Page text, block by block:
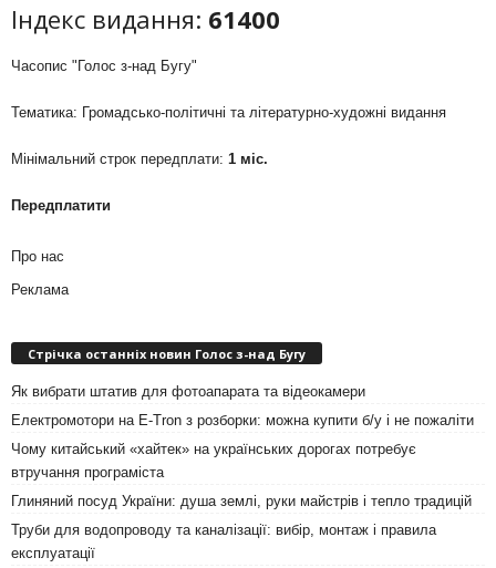
Індекс видання: 61400
Часопис "Голос з-над Бугу"
Тематика: Громадсько-політичні та літературно-художні видання
Мінімальний строк передплати: 1 міс.
Передплатити
Про нас
Реклама
Стрічка останніх новин Голос з-над Бугу
Як вибрати штатив для фотоапарата та відеокамери
Електромотори на E-Tron з розборки: можна купити б/у і не пожаліти
Чому китайський «хайтек» на українських дорогах потребує
втручання програміста
Глиняний посуд України: душа землі, руки майстрів і тепло традицій
Труби для водопроводу та каналізації: вибір, монтаж і правила
експлуатації